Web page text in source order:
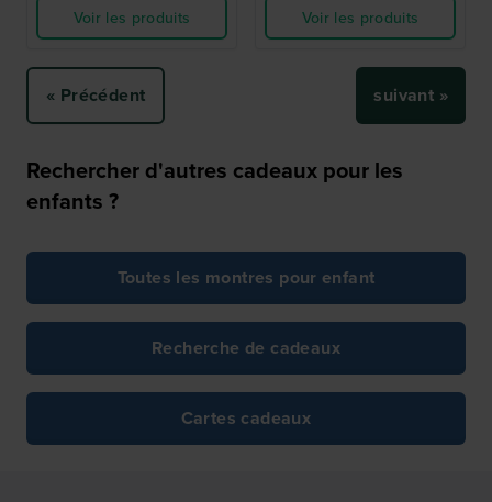
Voir les produits
Voir les produits
« Précédent suivant »
Rechercher d'autres cadeaux pour les
enfants ?
Toutes les montres pour enfant
Recherche de cadeaux
Cartes cadeaux